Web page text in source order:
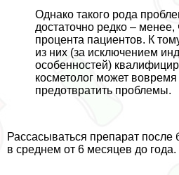
Однако такого рода
достаточно редко – менее,
процента пациентов. К
из них (за исключением
особенностей)
косметолог может вовремя
предотвратить проблемы.
Рассасываться препарат
в среднем от 6 месяцев до года.